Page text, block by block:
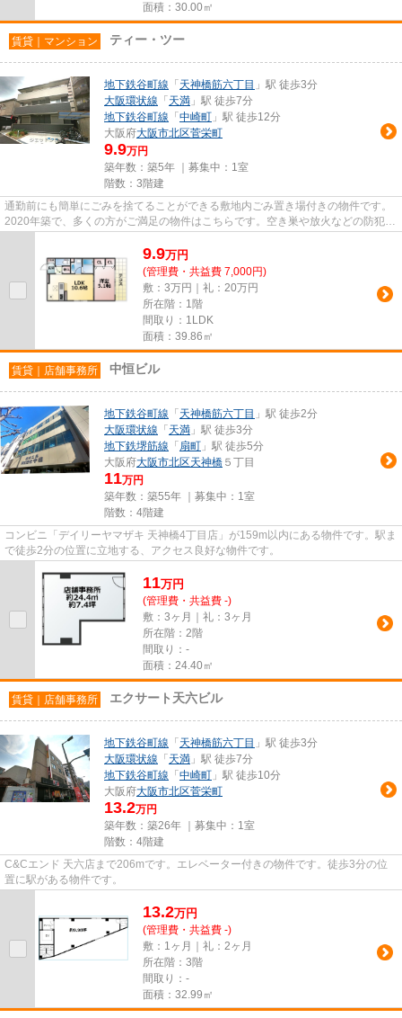
面積：30.00㎡
賃貸｜マンション ティー・ツー
地下鉄谷町線 「 天神橋筋六丁目 」駅 徒歩3分
大阪環状線 「 天満 」駅 徒歩7分
地下鉄谷町線 「 中崎町 」駅 徒歩12分
大阪府大阪市北区菅栄町
9.9万円
築年数：築5年 ｜募集中： 1室
階数：3階建
通勤前にも簡単にごみを捨てることができる敷地内ごみ置き場付きの物件です。
2020年築で、多くの方がご満足の物件はこちらです。空き巣や放火などの防犯面
9.9万円
(管理費・共益費 7,000円)
敷：3万円｜礼：20万円
所在階：1階
間取り：1LDK
面積：39.86㎡
賃貸｜店舗事務所 中恒ビル
地下鉄谷町線 「 天神橋筋六丁目 」駅 徒歩2分
大阪環状線 「 天満 」駅 徒歩3分
地下鉄堺筋線 「 扇町 」駅 徒歩5分
大阪府大阪市北区天神橋 ５丁目
11万円
築年数：築55年 ｜募集中： 1室
階数：4階建
コンビニ「デイリーヤマザキ 天神橋4丁目店」が159m以内にある物件です。駅ま
で徒歩2分の位置に立地する、アクセス良好な物件です。
11万円
(管理費・共益費 -)
敷：3ヶ月｜礼：3ヶ月
所在階：2階
間取り：-
面積：24.40㎡
賃貸｜店舗事務所 エクサート天六ビル
地下鉄谷町線 「 天神橋筋六丁目 」駅 徒歩3分
大阪環状線 「 天満 」駅 徒歩7分
地下鉄谷町線 「 中崎町 」駅 徒歩10分
大阪府大阪市北区菅栄町
13.2万円
築年数：築26年 ｜募集中： 1室
階数：4階建
C&Cエンド 天六店まで206mです。エレベーター付きの物件です。徒歩3分の位
置に駅がある物件です。
13.2万円
(管理費・共益費 -)
敷：1ヶ月｜礼：2ヶ月
所在階：3階
間取り：-
面積：32.99㎡